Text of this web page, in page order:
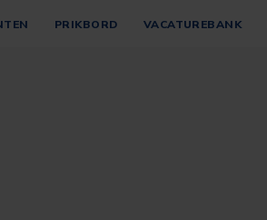
PRIKBORD VACATUREBANK